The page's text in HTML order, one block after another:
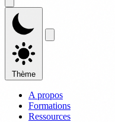
Thème
A propos
Formations
Ressources